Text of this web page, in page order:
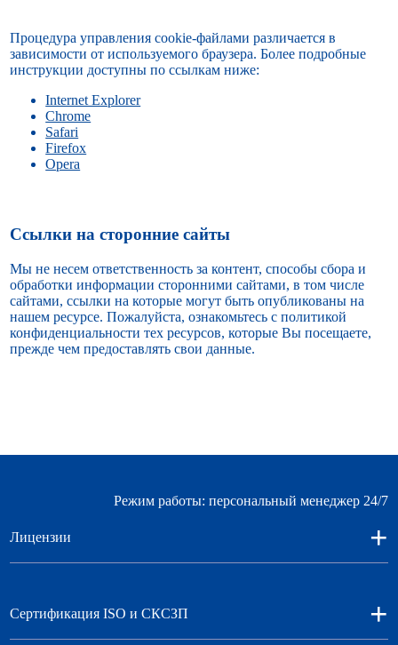
Процедура управления cookie-файлами различается в
зависимости от используемого браузера. Более подробные
инструкции доступны по ссылкам ниже:
Internet Explorer
Chrome
Safari
Firefox
Opera
Ссылки на сторонние сайты
Мы не несем ответственность за контент, способы сбора и
обработки информации сторонними сайтами, в том числе
сайтами, ссылки на которые могут быть опубликованы на
нашем ресурсе. Пожалуйста, ознакомьтесь с политикой
конфиденциальности тех ресурсов, которые Вы посещаете,
прежде чем предоставлять свои данные.
Режим работы: персональный менеджер 24/7
Лицензии +
Сертификация ISO и СКСЗП +